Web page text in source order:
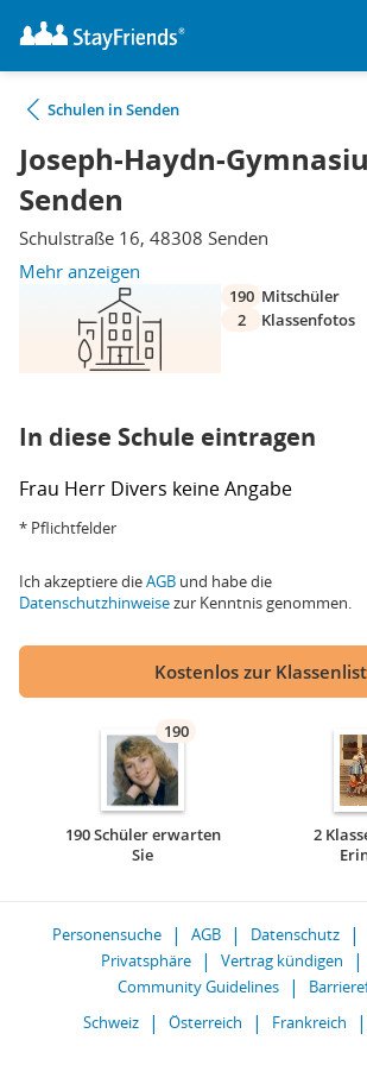
Schulen in Senden
Joseph-Haydn-
Senden
Schulstraße 16, 48308 Senden
Mehr anzeigen
190 Mitschüler
2
Klassenfotos
In diese Schule eintragen
Frau Herr Divers keine Angabe
* Pflichtfelder
Ich akzeptiere dieAGB und habe die
Datenschutzhinweisezur Kenntnis genommen.
Kostenlos zur
190
190 Schüler erwarten
Sie
2
Personensuche AGB Datenschutz
Privatsphäre
Vertrag kündigen
Community Guidelines
Schweiz
Österreich Frankreich